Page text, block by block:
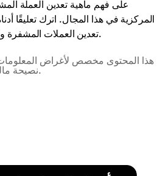
على فهم ماهية تعدين العملة
المركزية في هذا المجال. اترك تعليقًا
تعدين العملات المشفرة وكيف ساعدتك هذه المقالة.
هذا المحتوى مخصص لأغراض
نصيحة مالية أو استثمارية أو قانونية.